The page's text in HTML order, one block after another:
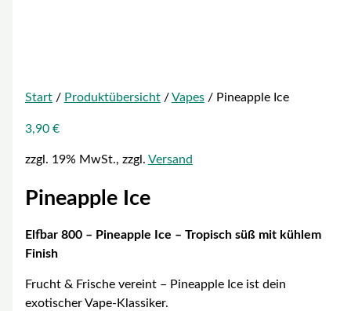
Start/ Produktübersicht/ Vapes/ Pineapple Ice
3,90 €
zzgl. 19% MwSt., zzgl. Versand
Pineapple Ice
Elfbar 800 – Pineapple Ice – Tropisch süß mit kühlem
Finish
Frucht & Frische vereint – Pineapple Ice ist dein
exotischer Vape-Klassiker.